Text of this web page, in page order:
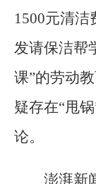
1500元清
发请保洁帮
课”的劳动
疑存在“甩
论。
澎湃新